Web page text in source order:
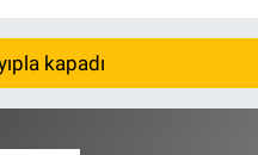
kapadı